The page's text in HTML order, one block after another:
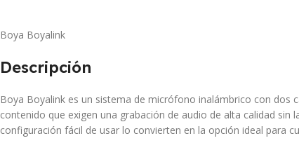
Boya Boyalink
Descripción
Boya Boyalink es un sistema de micrófono inalámbrico con dos
contenido que exigen una grabación de audio de alta calidad
configuración fácil de usar lo convierten en la opción ideal para